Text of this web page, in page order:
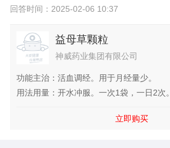
回答时间：2025-02-06 10:37
益母草颗粒
神威药业集团有限公司
功能主治：活血调经。用于月经量少。
用法用量：开水冲服。一次1袋，一日2次。
立即购买